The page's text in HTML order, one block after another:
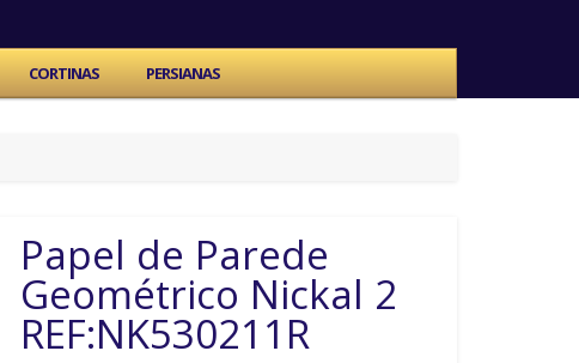
CORTINAS PERSIANAS
Papel de Parede
Geométrico Nickal 2
REF:NK530211R